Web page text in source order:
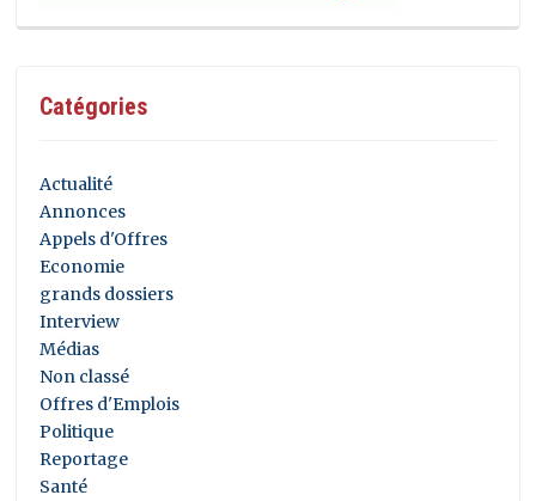
Catégories
Actualité
Annonces
Appels d'Offres
Economie
grands dossiers
Interview
Médias
Non classé
Offres d'Emplois
Politique
Reportage
Santé